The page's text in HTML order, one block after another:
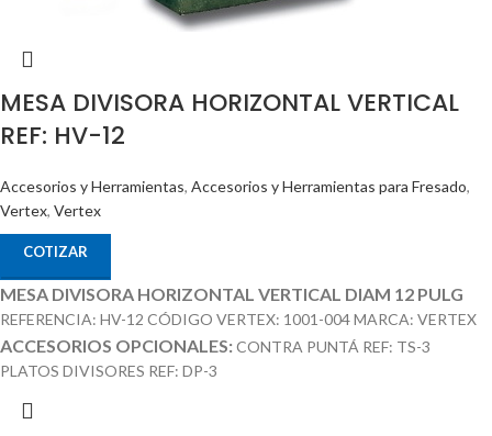
MESA DIVISORA HORIZONTAL VERTICAL
REF: HV-12
Accesorios y Herramientas, Accesorios y Herramientas para Fresado,
Vertex, Vertex
COTIZAR
MESA DIVISORA HORIZONTAL VERTICAL DIAM 12 PULG
REFERENCIA: HV-12 CÓDIGO VERTEX: 1001-004 MARCA: VERTEX
ACCESORIOS OPCIONALES:CONTRA PUNTÁ REF: TS-3
PLATOS DIVISORES REF: DP-3